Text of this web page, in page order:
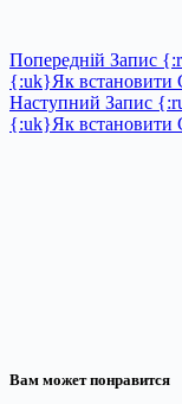
Попередній Запис
{:uk}Як встановити
Наступний Запис
{:uk}Як встановити
Вам может понравится